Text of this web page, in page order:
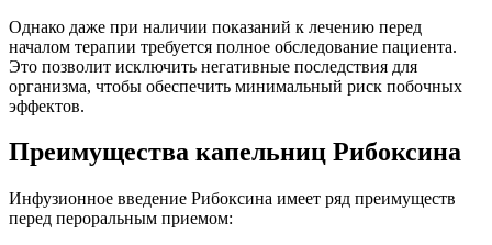
Однако даже при наличии показаний к лечению перед
началом терапии требуется полное обследование пациента.
Это позволит исключить негативные последствия для
организма, чтобы обеспечить минимальный риск побочных
эффектов.
Преимущества капельниц Рибоксина
Инфузионное введение Рибоксина имеет ряд преимуществ
перед пероральным приемом: